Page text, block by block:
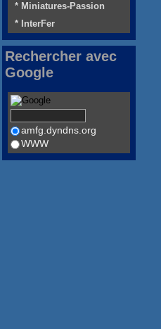
* Miniatures-Passion
* InterFer
Rechercher avec
Google
amfg.dyndns.org
WWW